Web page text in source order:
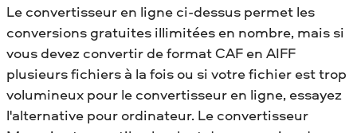
Le convertisseur en ligne ci-dessus permet les
conversions gratuites illimitées en nombre, mais si
vous devez convertir de format CAF en AIFF
plusieurs fichiers à la fois ou si votre fichier est trop
volumineux pour le convertisseur en ligne, essayez
l'alternative pour ordinateur. Le convertisseur